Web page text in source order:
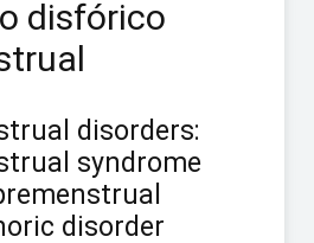
disfórico
disorders:
syndrome
disorder